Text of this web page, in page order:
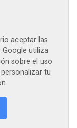
aceptar las
Google utiliza
sobre el uso
tu